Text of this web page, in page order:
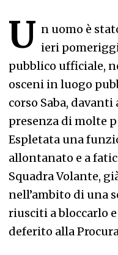
U n uomo è
ieri
pubblico ufficiale,
osceni in luogo
corso Saba,
presenza di molte
Espletata una
allontanato e a
Squadra Volante,
nell’ambito di una
riusciti a bloccarlo
deferito alla